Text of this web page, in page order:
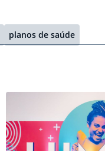
planos de saúde